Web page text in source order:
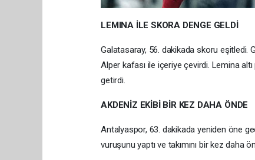
LEMINA İLE SKORA DENGE GELDİ
Galatasaray, 56. dakikada skoru eşitledi.
Alper kafası ile içeriye çevirdi. Lemina
getirdi.
AKDENİZ EKİBİ BİR KEZ DAHA ÖNDE
Antalyaspor, 63. dakikada yeniden öne
vuruşunu yaptı ve takımını bir kez daha